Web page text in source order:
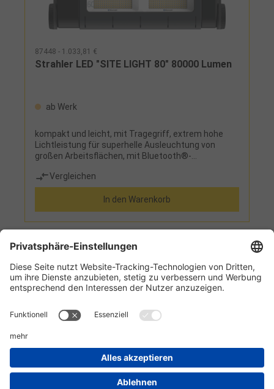
87448 - 1.033,81 €
Strahler LED "SITE LIGHT 80" 80000 Lumen
ab Werk
kompakt und leicht, mit Tragegriff, extrem hohe
Lichtleistung für superhelle Ausleuchtung von
großen Arbeitsflächen, mit Bluetooth®-
(100 %, 70 %, 35 % und 15 %)
Vergleichen
In den Warenkorb
1 2
Informationen
Kundenservice